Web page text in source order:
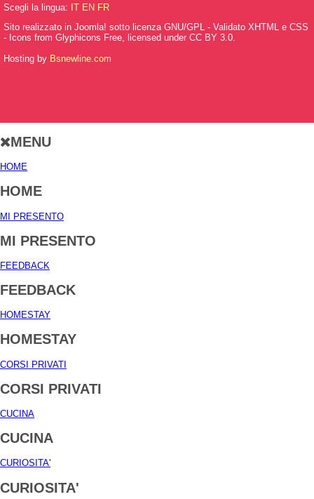
Scegli la lingua: IT EN FR
Sito realizzato in Joomla! sotto licenza GNU/GPL - Validato XHTML e CSS
- Icons from Glyphicons Free, licensed under CC BY 3.0.
Hosting by Bsnewline.com
MENU
HOME
HOME
MI PRESENTO
MI PRESENTO
FEEDBACK
FEEDBACK
HOMESTAY
HOMESTAY
CORSI PRIVATI
CORSI PRIVATI
CUCINA
CUCINA
CURIOSITA'
CURIOSITA'